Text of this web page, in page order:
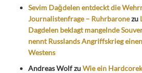
Sevim Dağdelen entdeckt die
Journalistenfrage – Ruhrbaronezu
Dagdelen beklagt mangelnde
nennt Russlands Angriffskrieg
Westens
Andreas WolfzuWie ein